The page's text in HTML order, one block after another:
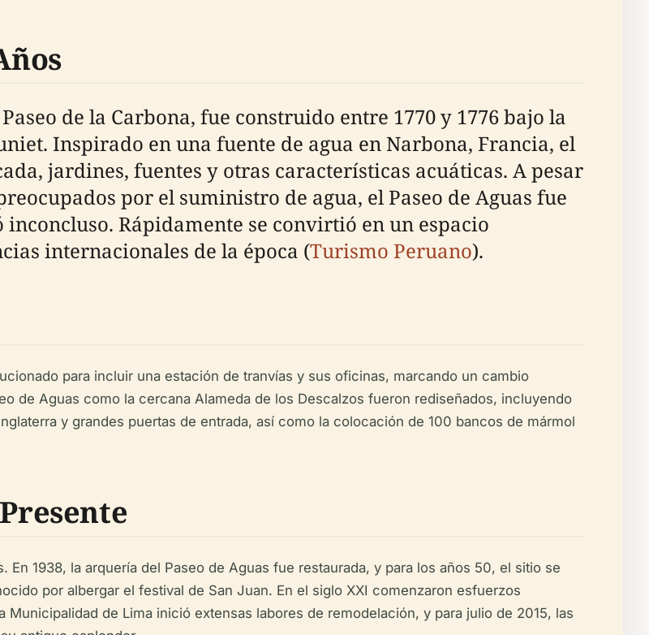
de la Carbona, fue construido entre 1770 y 1776 bajo la
Inspirado en una fuente de agua en Narbona, Francia, el
jardines, fuentes y otras características acuáticas. A pesar
por el suministro de agua, el Paseo de Aguas fue
Rápidamente se convirtió en un espacio
internacionales de la época (Turismo Peruano).
para incluir una estación de tranvías y sus oficinas, marcando un cambio
de Aguas como la cercana Alameda de los Descalzos fueron rediseñados, incluyendo
y grandes puertas de entrada, así como la colocación de 100 bancos de mármol
1938, la arquería del Paseo de Aguas fue restaurada, y para los años 50, el sitio se
por albergar el festival de San Juan. En el siglo XXI comenzaron esfuerzos
Municipalidad de Lima inició extensas labores de remodelación, y para julio de 2015, las